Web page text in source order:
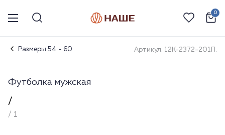
0
Размеры 54 - 60 Артикул: 12К-2372-201П.
Футболка мужская
/
/ 1